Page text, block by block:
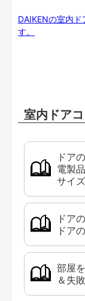
DAIKENの室内
す。
室内ドアコ
ドア
電製
サイ
ドア
ドア
部屋
＆失